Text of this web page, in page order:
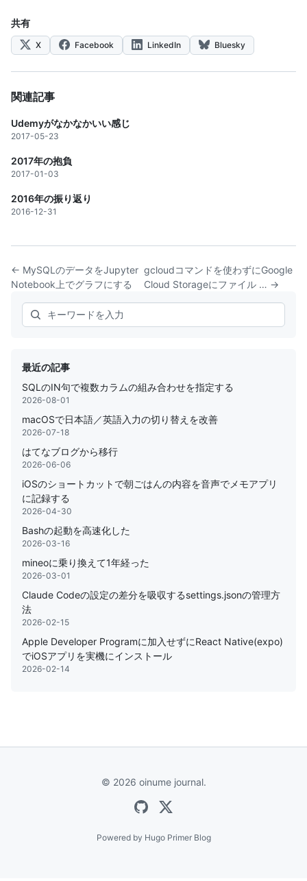
共有
X Facebook LinkedIn Bluesky
関連記事
Udemyがなかなかいい感じ
2017-05-23
2017年の抱負
2017-01-03
2016年の振り返り
2016-12-31
← MySQLのデータをJupyter
Notebook上でグラフにする
gcloudコマンドを使わずにGoogle
Cloud Storageにファイル … →
Search
最近の記事
SQLのIN句で複数カラムの組み合わせを指定する
2026-08-01
macOSで日本語／英語入力の切り替えを改善
2026-07-18
はてなブログから移行
2026-06-06
iOSのショートカットで朝ごはんの内容を音声でメモアプリ
に記録する
2026-04-30
Bashの起動を高速化した
2026-03-16
mineoに乗り換えて1年経った
2026-03-01
Claude Codeの設定の差分を吸収するsettings.jsonの管理方
法
2026-02-15
Apple Developer Programに加入せずにReact Native(expo)
でiOSアプリを実機にインストール
2026-02-14
© 2026 oinume journal.
Powered by Hugo Primer Blog